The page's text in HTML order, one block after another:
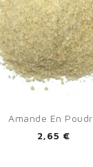
Aperçu
Amande En
2,65 €